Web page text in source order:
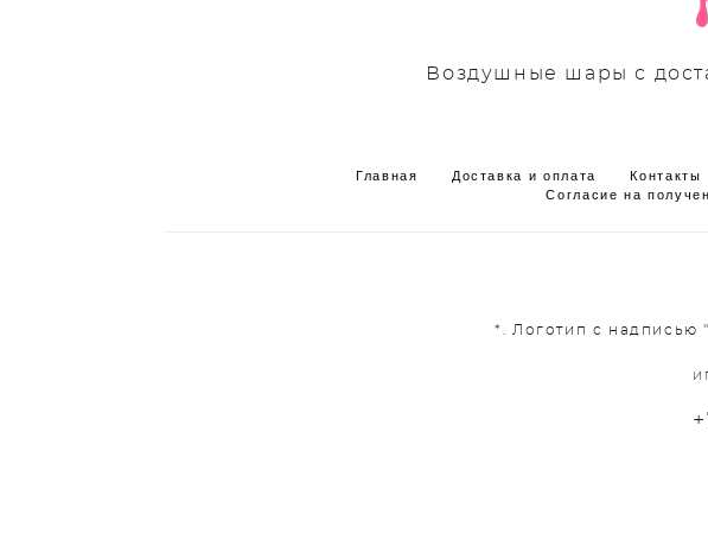
Воздушные шары с
Главная Доставка и оплата Контакты
Согласие на
*. Логотип с